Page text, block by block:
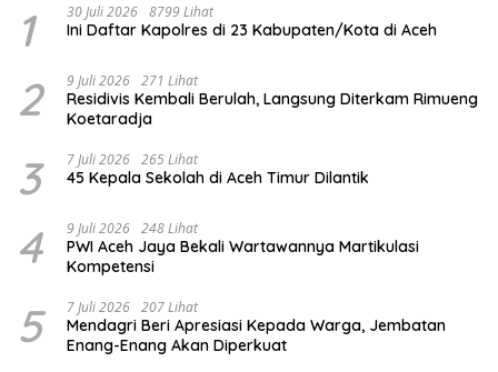
1 30 Juli 2026 8799 Lihat
Ini Daftar Kapolres di 23 Kabupaten/Kota di Aceh
2 9 Juli 2026 271 Lihat
Residivis Kembali Berulah, Langsung Diterkam Rimueng
Koetaradja
3 7 Juli 2026 265 Lihat
45 Kepala Sekolah di Aceh Timur Dilantik
4 9 Juli 2026 248 Lihat
PWI Aceh Jaya Bekali Wartawannya Martikulasi
Kompetensi
5 7 Juli 2026 207 Lihat
Mendagri Beri Apresiasi Kepada Warga, Jembatan
Enang-Enang Akan Diperkuat